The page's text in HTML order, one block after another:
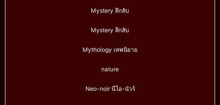
Mystery ลึกลับ
Mystery ลึกลับ
Mythology เทพนิยาย
nature
Neo-noir นีโอ-นัวร์